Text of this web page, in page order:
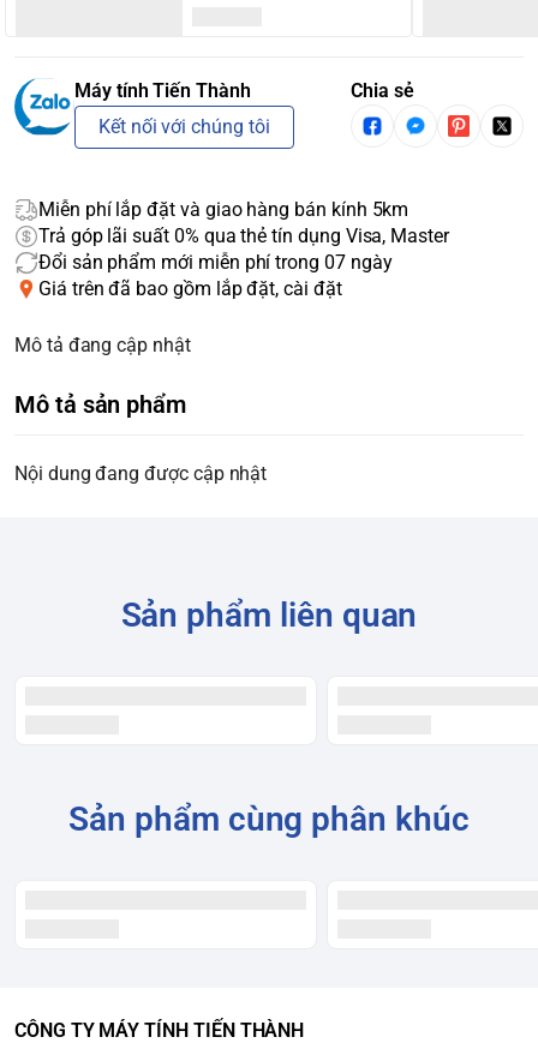
Máy tính Tiến Thành
Kết nối với chúng tôi
Chia sẻ
Miễn phí lắp đặt và giao hàng bán kính 5km
Trả góp lãi suất 0% qua thẻ tín dụng Visa, Master
Đổi sản phẩm mới miễn phí trong 07 ngày
Giá trên đã bao gồm lắp đặt, cài đặt
Mô tả đang cập nhật
Mô tả sản phẩm
Nội dung đang được cập nhật
Sản phẩm liên quan
Sản phẩm cùng phân khúc
CÔNG TY MÁY TÍNH TIẾN THÀNH